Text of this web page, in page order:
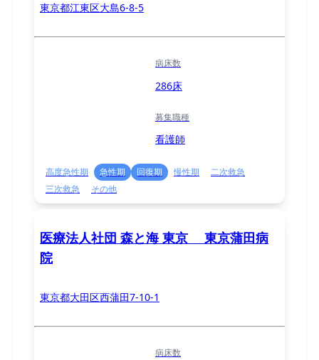
東京都江東区大島6-8-5
病床数
286床
募集職種
看護師
高度急性期 急性期 回復期 慢性期
二次救急
三次救急
その他
医療法人社団 森と海 東京 東京蒲田病
院
東京都大田区西蒲田7-10-1
病床数